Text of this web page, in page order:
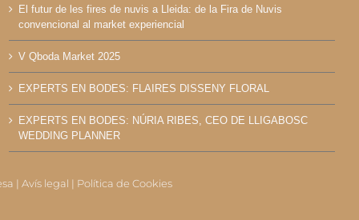
El futur de les fires de nuvis a Lleida: de la Fira de Nuvis
convencional al market experiencial
V Qboda Market 2025
EXPERTS EN BODES: FLAIRES DISSENY FLORAL
EXPERTS EN BODES: NÚRIA RIBES, CEO DE LLIGABOSC
WEDDING PLANNER
| Avís legal | Política de Cookies